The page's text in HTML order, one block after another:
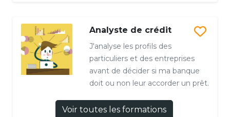
Analyste de crédit
J'analyse les profils des
particuliers et des entreprises
avant de décider si ma banque
doit ou non leur accorder un prêt.
Voir toutes les formations